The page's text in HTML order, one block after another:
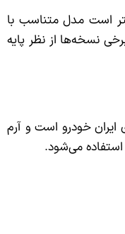
را دارید، بهتر است مدل متناسب با
نسخه‌ها از نظر پایه
خودرو است و آرم
می‌شود.